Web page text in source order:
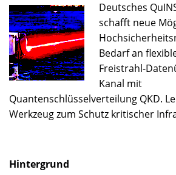
Deutsches
schafft neue
Bedarf an
Freistrahl-
Kanal mit
Quantenschlüsselverteilung QKD.
Werkzeug zum Schutz kritischer
Hintergrund